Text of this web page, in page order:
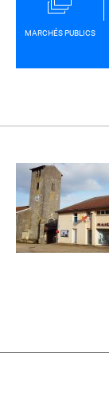
MARCHÉS PUBLICS